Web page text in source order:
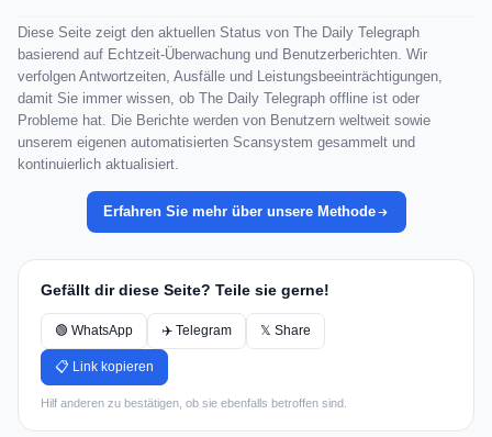
Diese Seite zeigt den aktuellen Status von The Daily Telegraph
basierend auf Echtzeit-Überwachung und Benutzerberichten. Wir
verfolgen Antwortzeiten, Ausfälle und Leistungsbeeinträchtigungen,
damit Sie immer wissen, ob The Daily Telegraph offline ist oder
Probleme hat. Die Berichte werden von Benutzern weltweit sowie
unserem eigenen automatisierten Scansystem gesammelt und
kontinuierlich aktualisiert.
Erfahren Sie mehr über unsere Methode
Gefällt dir diese Seite? Teile sie gerne!
🟢 WhatsApp ✈️ Telegram 𝕏 Share
📋 Link kopieren
Hilf anderen zu bestätigen, ob sie ebenfalls betroffen sind.